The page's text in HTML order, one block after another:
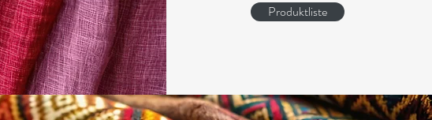
Produktliste